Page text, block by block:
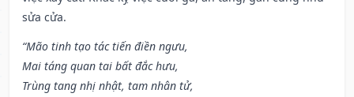
sửa cửa.
“Mão tinh tạo tác tiến điền ngưu,
Mai táng quan tai bất đắc hưu,
Trùng tang nhị nhật, tam nhân tử,